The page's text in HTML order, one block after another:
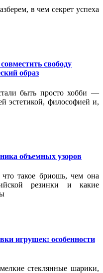
в чем секрет успеха
свободу
образ
быть просто хобби —
эстетикой, философией и,
объемных узоров
такое бриошь, чем она
резинки и какие
игрушек: особенности
стеклянные шарики,